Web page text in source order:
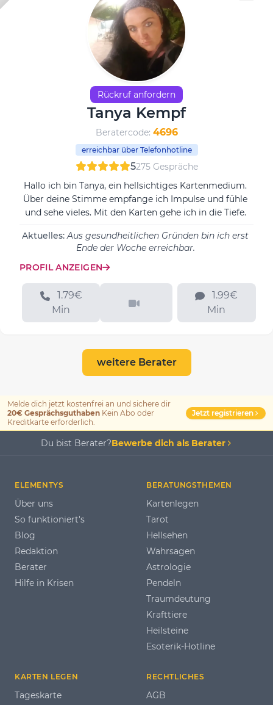
Rückruf anfordern
Tanya Kempf
Beratercode: 4696
erreichbar über Telefonhotline
5275 Gespräche
Hallo ich bin Tanya, ein hellsichtiges Kartenmedium.
Über deine Stimme empfange ich Impulse und fühle
und sehe vieles. Mit den Karten gehe ich in die Tiefe.
Aktuelles:Aus gesundheitlichen Gründen bin ich erst
Ende der Woche erreichbar.
PROFIL ANZEIGEN
Min
1.99€
Min
weitere Berater
Melde dich jetzt kostenfrei an und sichere dir
20€ Gesprächsguthaben Kein Abo oder
Kreditkarte erforderlich.
Jetzt registrieren
Du bist Berater?Bewerbe dich als Berater
ELEMENTYS
Über uns
So funktioniert's
Blog
Redaktion
Berater
Hilfe in Krisen
BERATUNGSTHEMEN
Kartenlegen
Tarot
Hellsehen
Wahrsagen
Astrologie
Pendeln
Traumdeutung
Krafttiere
Heilsteine
Esoterik-Hotline
KARTEN LEGEN
Tageskarte
RECHTLICHES
AGB